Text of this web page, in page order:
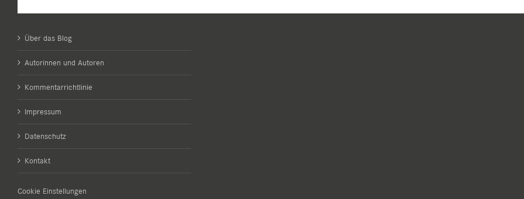
Über das Blog
Autorinnen und Autoren
Kommentarrichtlinie
Impressum
Datenschutz
Kontakt
Cookie Einstellungen